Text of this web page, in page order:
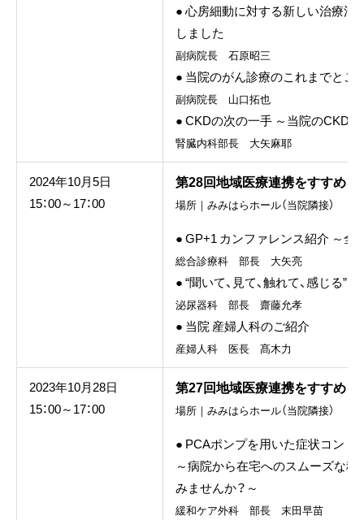
● 心房細動に対する新しい治療法
しました
副病院長 石原昭三
● 当院のがん診療のこれまでとこ
副病院長 山口拓也
● CKDの次の一手 ～当院のCKD
腎臓内科部長 大矢麻耶
2024年10月5日
15：00～17：00
第28回地域医療連携をすすめる
場所｜みみはらホール（当院隣接）
● GP+1 カンファレンス紹介 ～全
総合診療科 部長 大矢亮
● “聞いて、見て、触れて、感じる”
泌尿器科 部長 齋藤允孝
● 当院 産婦人科のご紹介
産婦人科 医長 髙木力
2023年10月28日
15：00～17：00
第27回地域医療連携をすすめる
場所｜みみはらホール（当院隣接）
● PCAポンプを用いた症状コント
～病院から在宅へのスムーズな
みませんか？～
緩和ケア外科 部長 末田早苗